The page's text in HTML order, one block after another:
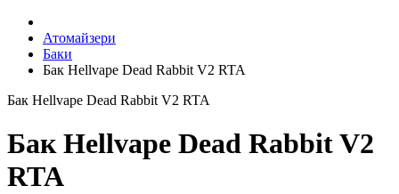
Атомайзери
Баки
Бак Hellvape Dead Rabbit V2 RTA
Бак Hellvape Dead Rabbit V2 RTA
Бак Hellvape Dead Rabbit V2
RTA